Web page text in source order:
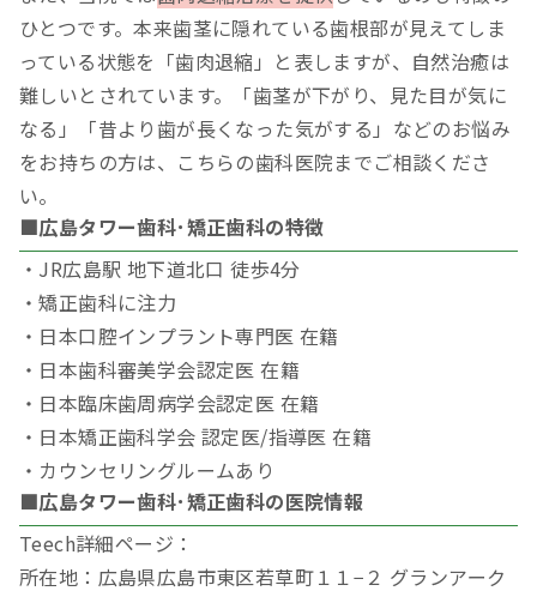
ひとつです。本来歯茎に隠れている歯根部が見えてしま
っている状態を「歯肉退縮」と表しますが、自然治癒は
難しいとされています。「歯茎が下がり、見た目が気に
なる」「昔より歯が長くなった気がする」などのお悩み
をお持ちの方は、こちらの歯科医院までご相談くださ
い。
■広島タワー歯科･矯正歯科の特徴
・JR広島駅 地下道北口 徒歩4分
・矯正歯科に注力
・日本口腔インプラント専門医 在籍
・日本歯科審美学会認定医 在籍
・日本臨床歯周病学会認定医 在籍
・日本矯正歯科学会 認定医/指導医 在籍
・カウンセリングルームあり
■広島タワー歯科･矯正歯科の医院情報
Teech詳細ページ：
所在地：広島県広島市東区若草町１１−２ グランアーク